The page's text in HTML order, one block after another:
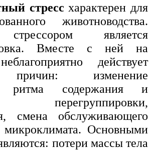
стресс характерен для
животноводства.
является
Вместе с ней на
действует
причин: изменение
ритма содержания и
перегруппировки,
смена обслуживающего
микроклимата. Основными
потери массы тела